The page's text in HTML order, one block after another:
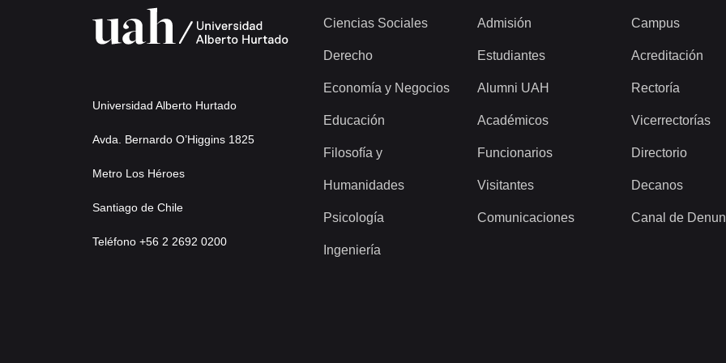
Universidad Alberto Hurtado
Avda. Bernardo O’Higgins 1825
Metro Los Héroes
Santiago de Chile
Teléfono +56 2 2692 0200
Ciencias Sociales
Derecho
Economía y Negocios
Educación
Filosofía y
Humanidades
Psicología
Ingeniería
Admisión
Estudiantes
Alumni UAH
Académicos
Funcionarios
Visitantes
Comunicaciones
Campus
Acreditación
Rectoría
Vicerrectorías
Directorio
Decanos
Canal de